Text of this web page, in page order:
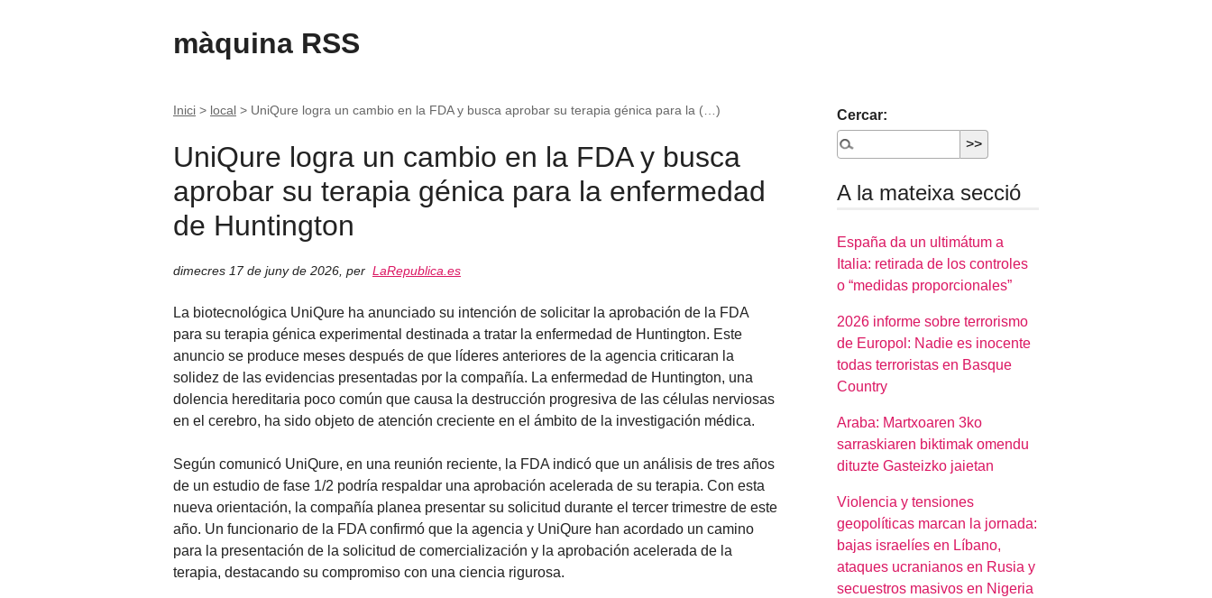
màquina RSS
Inici > local > UniQure logra un cambio en la FDA y busca aprobar su terapia génica para la (…)
UniQure logra un cambio en la FDA y busca
aprobar su terapia génica para la enfermedad
de Huntington
dimecres 17 de juny de 2026 per LaRepublica.es
La biotecnológica UniQure ha anunciado su intención de solicitar la aprobación de la FDA
para su terapia génica experimental destinada a tratar la enfermedad de Huntington. Este
anuncio se produce meses después de que líderes anteriores de la agencia criticaran la
solidez de las evidencias presentadas por la compañía. La enfermedad de Huntington, una
dolencia hereditaria poco común que causa la destrucción progresiva de las células nerviosas
en el cerebro, ha sido objeto de atención creciente en el ámbito de la investigación médica.
Según comunicó UniQure, en una reunión reciente, la FDA indicó que un análisis de tres años
de un estudio de fase 1/2 podría respaldar una aprobación acelerada de su terapia. Con esta
nueva orientación, la compañía planea presentar su solicitud durante el tercer trimestre de este
año. Un funcionario de la FDA confirmó que la agencia y UniQure han acordado un camino
para la presentación de la solicitud de comercialización y la aprobación acelerada de la
terapia, destacando su compromiso con una ciencia rigurosa.
Cercar:
A la mateixa secció
España da un ultimátum a
Italia: retirada de los controles
o “medidas proporcionales”
2026 informe sobre terrorismo
de Europol: Nadie es inocente
todas terroristas en Basque
Country
Araba: Martxoaren 3ko
sarraskiaren biktimak omendu
dituzte Gasteizko jaietan
Violencia y tensiones
geopolíticas marcan la jornada:
bajas israelíes en Líbano,
ataques ucranianos en Rusia y
secuestros masivos en Nigeria